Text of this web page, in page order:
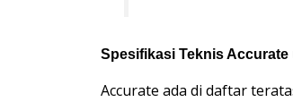
Spesifikasi Teknis Accurate
Accurate ada di daftar